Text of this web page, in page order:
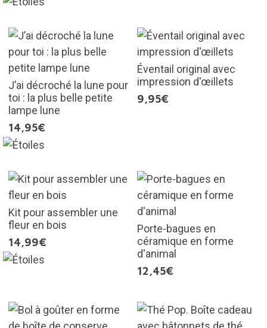
J’ai décroché la lune pour
toi : la plus belle petite
lampe lune
14,95€
Éventail original avec
impression d'œillets
9,95€
Kit pour assembler une
fleur en bois
14,99€
Porte-bagues en
céramique en forme
d'animal
12,45€